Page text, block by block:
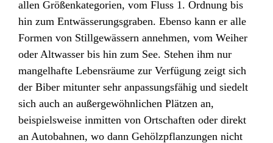
allen Größenkategorien, vom Fluss 1. Ordnung bis
hin zum Entwässerungsgraben. Ebenso kann er alle
Formen von Stillgewässern annehmen, vom Weiher
oder Altwasser bis hin zum See. Stehen ihm nur
mangelhafte Lebensräume zur Verfügung zeigt sich
der Biber mitunter sehr anpassungsfähig und siedelt
sich auch an außergewöhnlichen Plätzen an,
beispielsweise inmitten von Ortschaften oder direkt
an Autobahnen, wo dann Gehölzpflanzungen nicht